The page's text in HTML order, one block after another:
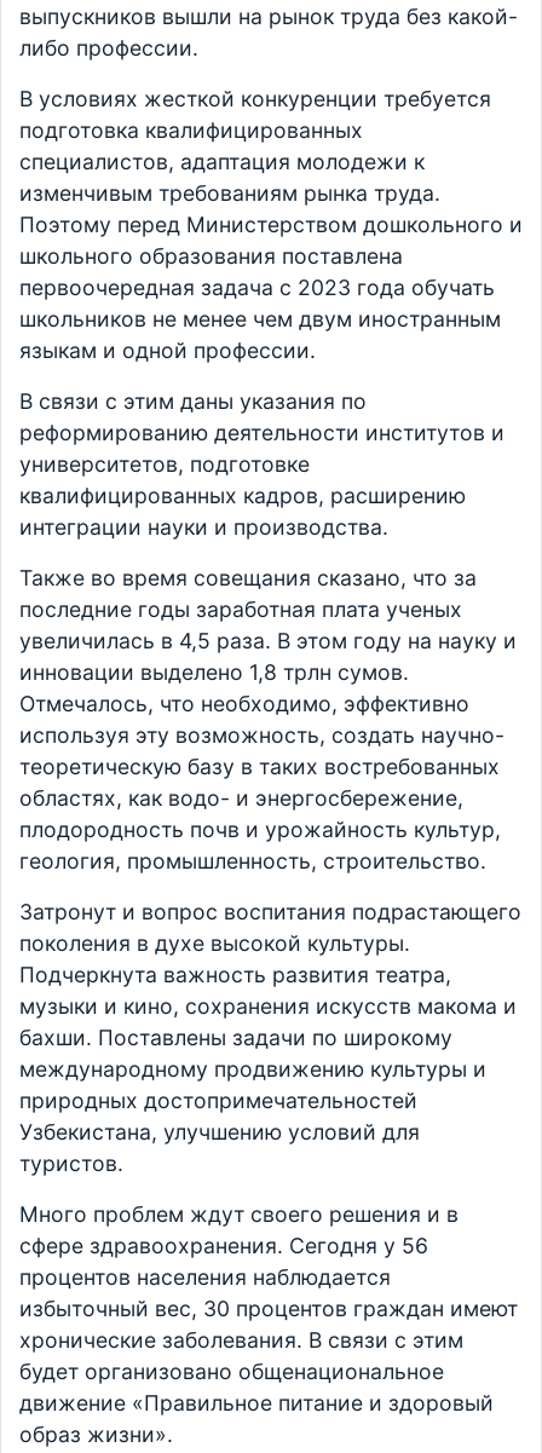
выпускников вышли на рынок труда без какой-
либо профессии.
В условиях жесткой конкуренции требуется
подготовка квалифицированных
специалистов, адаптация молодежи к
изменчивым требованиям рынка труда.
Поэтому перед Министерством дошкольного и
школьного образования поставлена
первоочередная задача с 2023 года обучать
школьников не менее чем двум иностранным
языкам и одной профессии.
В связи с этим даны указания по
реформированию деятельности институтов и
университетов, подготовке
квалифицированных кадров, расширению
интеграции науки и производства.
Также во время совещания сказано, что за
последние годы заработная плата ученых
увеличилась в 4,5 раза. В этом году на науку и
инновации выделено 1,8 трлн сумов.
Отмечалось, что необходимо, эффективно
используя эту возможность, создать научно-
теоретическую базу в таких востребованных
областях, как водо- и энергосбережение,
плодородность почв и урожайность культур,
геология, промышленность, строительство.
Затронут и вопрос воспитания подрастающего
поколения в духе высокой культуры.
Подчеркнута важность развития театра,
музыки и кино, сохранения искусств макома и
бахши. Поставлены задачи по широкому
международному продвижению культуры и
природных достопримечательностей
Узбекистана, улучшению условий для
туристов.
Много проблем ждут своего решения и в
сфере здравоохранения. Сегодня у 56
процентов населения наблюдается
избыточный вес, 30 процентов граждан имеют
хронические заболевания. В связи с этим
будет организовано общенациональное
движение «Правильное питание и здоровый
образ жизни».